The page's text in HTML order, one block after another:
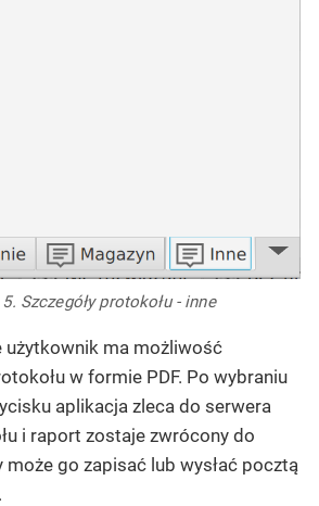
Szczegóły protokołu - inne
użytkownik ma możliwość
w formie PDF. Po wybraniu
aplikacja zleca do serwera
i raport zostaje zwrócony do
go zapisać lub wysłać pocztą